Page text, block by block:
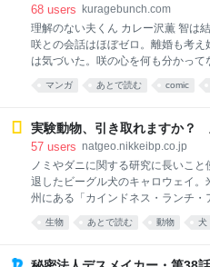
68 users
kuragebunch.com
理解のない夫くん カレー沢薫 智は
咲との会話はほぼゼロ。離婚も考え
は気づいた。咲の心を何も分かっ
は意を決して妻と向き合い本音をぶ
はどこまでも噛み合わず…カレー沢
マンガ あとで読む comic
実験動物、引き取れますか？
57 users natgeo.nikkeibp.co.jp
ノミやダニに関する研究に長いこと
退したビーグル犬のキャロウェイ。
州にある「カインドネス・ランチ・
チュアリ」にやってきたあと、初め
きの様子。この団体は、毎年約250
Ranch Animal Sanctuary） マロリ
生物 あとで読む 動物 犬